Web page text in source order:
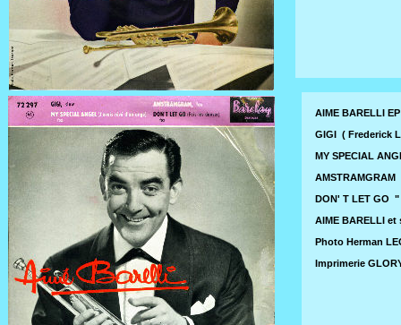
AIME BARELLI
GIGI ( Frederick
MY SPECIAL
DON' T LET GO "
AIME BARELLI et
Photo Herman
Imprimerie